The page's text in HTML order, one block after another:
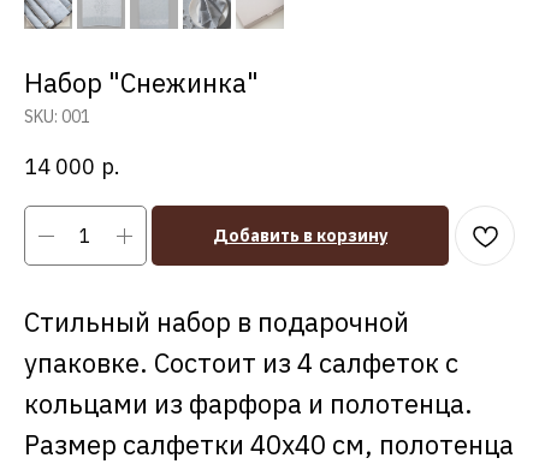
Набор "Снежинка"
SKU: 001
14 000 р.
Добавить в корзину
Стильный набор в подарочной
упаковке. Состоит из 4 салфеток с
кольцами из фарфора и полотенца.
Размер салфетки 40х40 см, полотенца